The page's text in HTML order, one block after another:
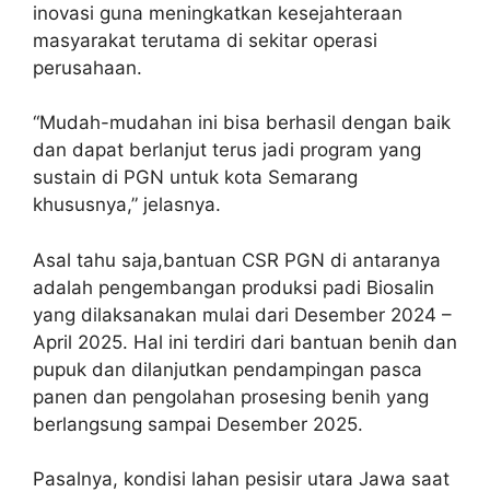
inovasi guna meningkatkan kesejahteraan
masyarakat terutama di sekitar operasi
perusahaan.
“Mudah-mudahan ini bisa berhasil dengan baik
dan dapat berlanjut terus jadi program yang
sustain di PGN untuk kota Semarang
khususnya,” jelasnya.
Asal tahu saja,bantuan CSR PGN di antaranya
adalah pengembangan produksi padi Biosalin
yang dilaksanakan mulai dari Desember 2024 –
April 2025. Hal ini terdiri dari bantuan benih dan
pupuk dan dilanjutkan pendampingan pasca
panen dan pengolahan prosesing benih yang
berlangsung sampai Desember 2025.
Pasalnya, kondisi lahan pesisir utara Jawa saat